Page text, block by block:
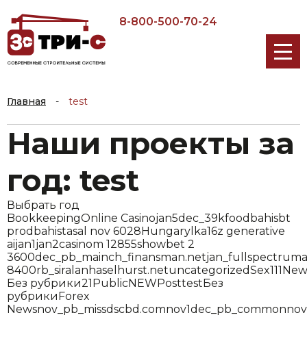
8-800-500-70-24
Главная - test
Наши проекты за
год: test
Выбрать год
BookkeepingOnline Casinojan5dec_39kfood bahisbt
prod bahistasal nov 6028Hungary lka16z generative
aijan1jan2casinom 12855showbet 2
3600dec_pb_mainch_finansman.net
8400rb_siralanhaselhurst.netuncategorizedSex111
Без рубрики21PublicNEWPosttestБез
рубрикиForex
Newsnov_pb_missdscbd.comnov1dec_pb_common